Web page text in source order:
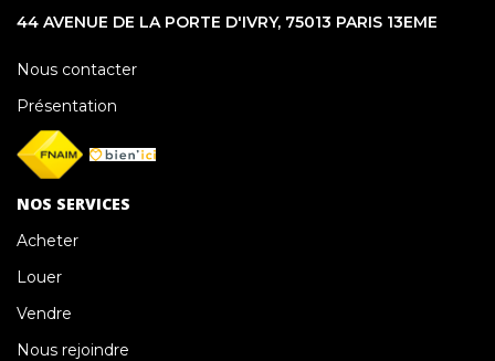
44 AVENUE DE LA PORTE D'IVRY, 75013 PARIS 13EME
Nous contacter
Présentation
NOS SERVICES
Acheter
Louer
Vendre
Nous rejoindre